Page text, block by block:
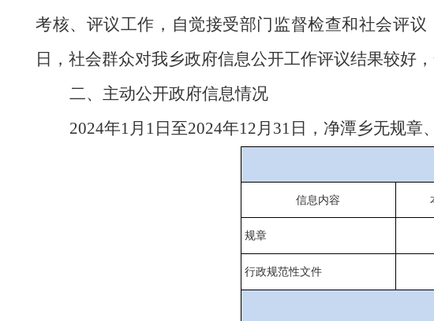
考核、评议工作，自觉接受部门监督检查和社会评
日， 社会群众对我乡政府信息公开工作评议结果较好
二、 主动公开政府信息情况
2024年1月1日至2024年12月31日，净潭乡无规章
信息内容
规章
行政规范性文件